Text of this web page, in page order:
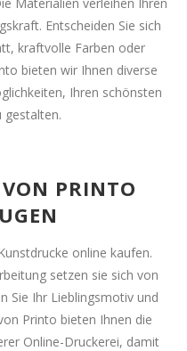
Entscheiden Sie sich
kraftvolle Farben oder
bieten wir Ihnen diverse
Ihren schönsten
gestalten.
PRINTO
online kaufen.
setzen sie sich von
Sie Ihr Lieblingsmotiv und
Printo bieten Ihnen die
Online-Druckerei, damit